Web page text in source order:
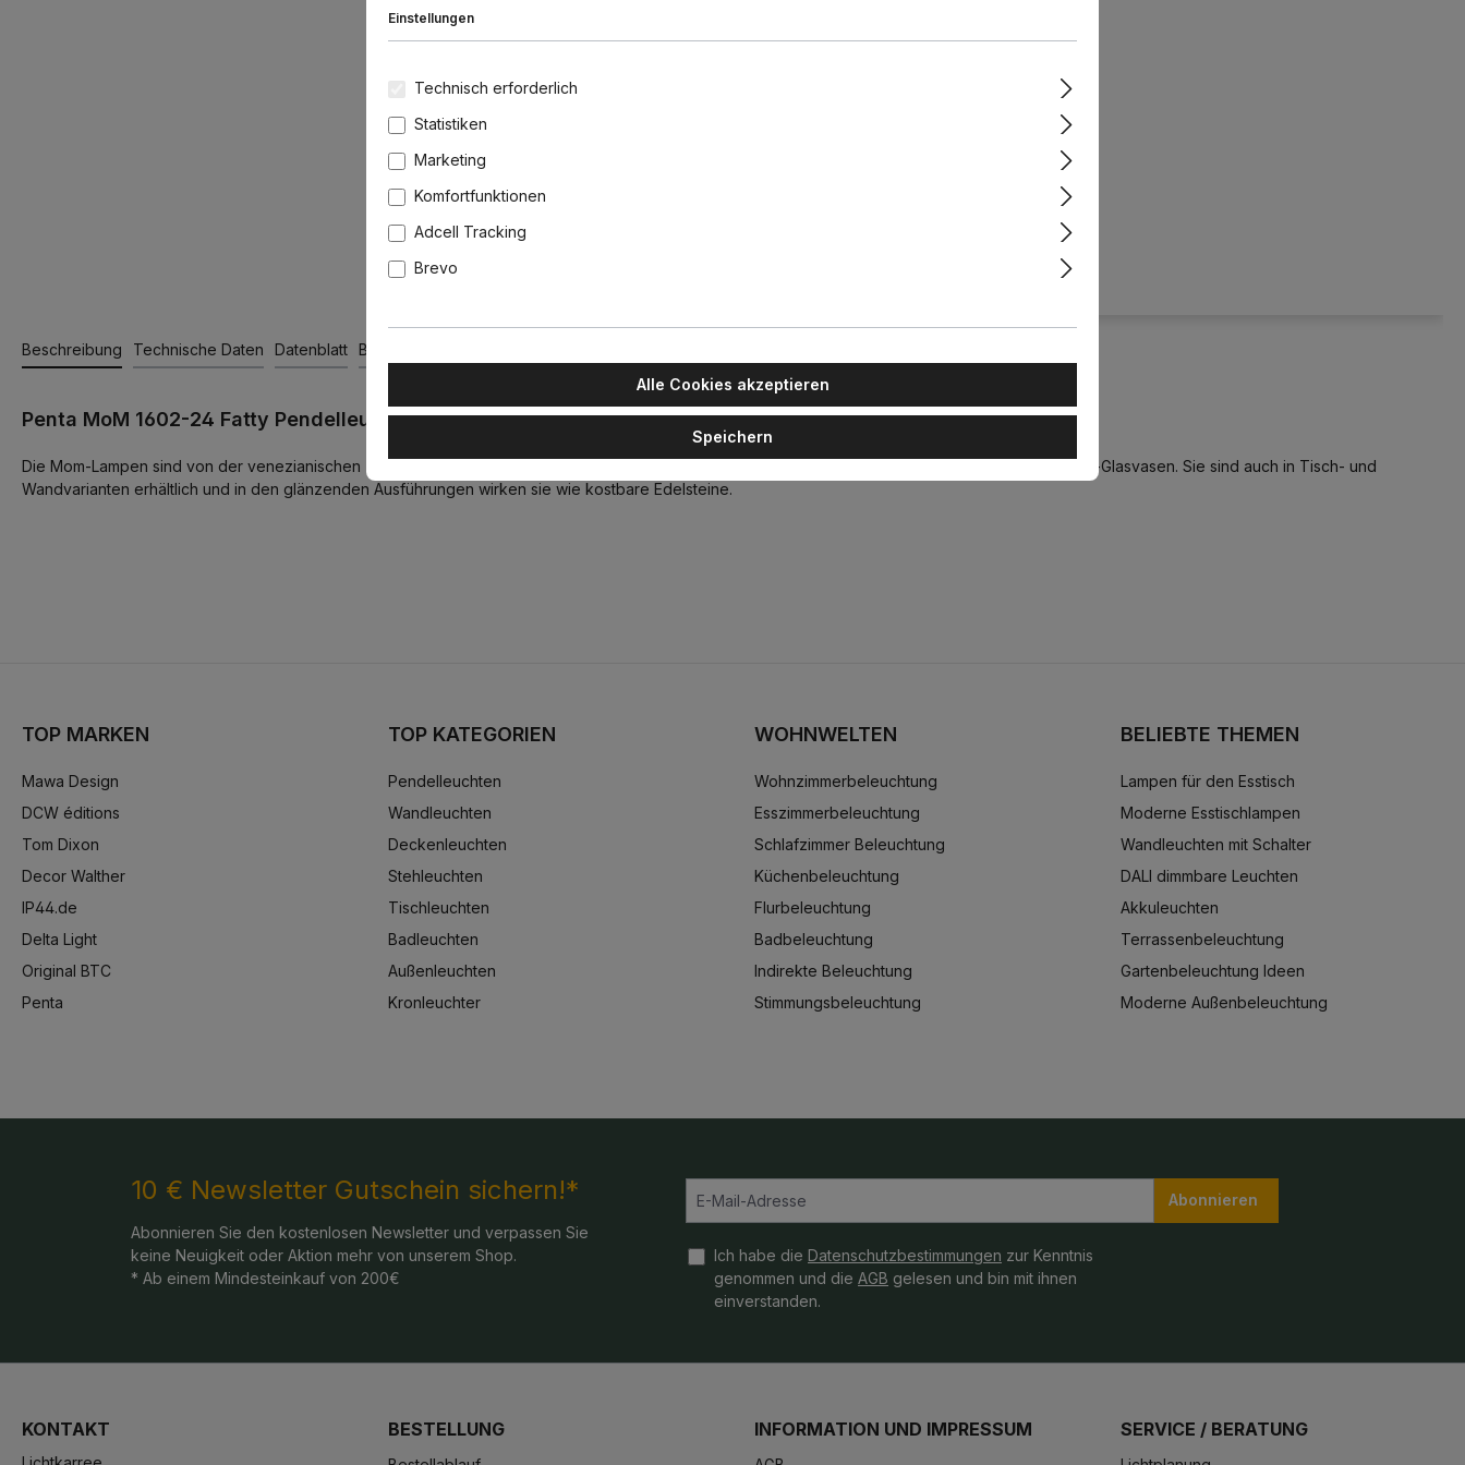
Beschreibung Technische Daten Datenblatt Bewertungen
Penta MoM 1602-24 Fatty Pendelleuchte Ø: 17 cm, Puderrosa
Die Mom-Lampen sind von der venezianischen Tradition inspiriert und erinnern in Form und undurchsichtigen Oberflächen an die klassischen Murano-Glasvasen. Sie sind auch in Tisch- und
Wandvarianten erhältlich und in den glänzenden Ausführungen wirken sie wie kostbare Edelsteine.
TOP MARKEN
Mawa Design
DCW éditions
Tom Dixon
Decor Walther
IP44.de
Delta Light
Original BTC
Penta
TOP KATEGORIEN
Pendelleuchten
Wandleuchten
Deckenleuchten
Stehleuchten
Tischleuchten
Badleuchten
Außenleuchten
Kronleuchter
WOHNWELTEN
Wohnzimmerbeleuchtung
Esszimmerbeleuchtung
Schlafzimmer Beleuchtung
Küchenbeleuchtung
Flurbeleuchtung
Badbeleuchtung
Indirekte Beleuchtung
Stimmungsbeleuchtung
BELIEBTE THEMEN
Lampen für den Esstisch
Moderne Esstischlampen
Wandleuchten mit Schalter
DALI dimmbare Leuchten
Akkuleuchten
Terrassenbeleuchtung
Gartenbeleuchtung Ideen
Moderne Außenbeleuchtung
10 € Newsletter Gutschein sichern!*
Abonnieren Sie den kostenlosen Newsletter und verpassen Sie
keine Neuigkeit oder Aktion mehr von unserem Shop.
* Ab einem Mindesteinkauf von 200€
Abonnieren
Ich habe die Datenschutzbestimmungen zur Kenntnis
genommen und die AGB gelesen und bin mit ihnen
einverstanden.
KONTAKT BESTELLUNG INFORMATION UND IMPRESSUM SERVICE / BERATUNG
Einstellungen
Technisch erforderlich
Statistiken
Marketing
Komfortfunktionen
Adcell Tracking
Brevo
Alle Cookies akzeptieren
Speichern